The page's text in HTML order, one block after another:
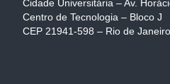
Cidade Universitária – Av.
Centro de Tecnologia – Bloco J
CEP 21941-598 – Rio de